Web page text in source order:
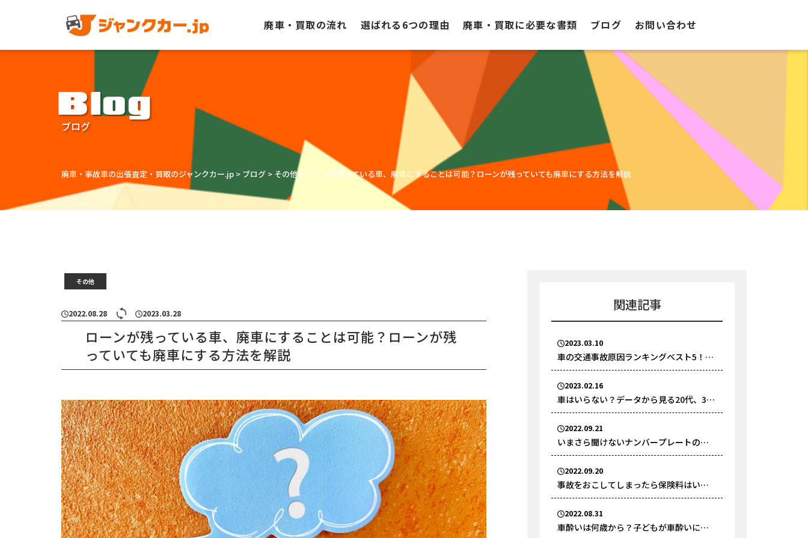
廃車・買取の流れ 選ばれる6つの理由 廃車・買取に必要な書類 ブログ お問い合わせ
Blog
ブログ
廃車・事故車の出張査定・買取のジャンクカー.jp > ブログ > その他> ローンが残っている車、廃車にすることは可能？ローンが残っていても廃車にする方法を解説
その他
2022.08.28 2023.03.28
ローンが残っている車、廃車にすることは可能？ローンが残
っていても廃車にする方法を解説
関連記事
2023.03.10
車の交通事故原因ランキングベスト5！
2022年の交通事故件数をもとに解説
2023.02.16
車はいらない？データから見る20代、30
代の本音とは？
2022.09.21
いまさら聞けないナンバープレートの意
味や種類とは？売却時には取り外しが必
要？2022.09.20
事故をおこしてしまったら保険料はいく
ら上がる？もしものときに備えたい知識
2022.08.31
車酔いは何歳から？子どもが車酔いにな